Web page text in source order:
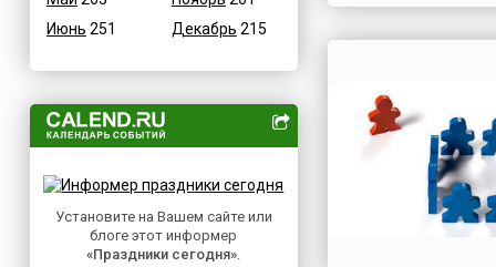
Иран
Ирландия
Исландия
Италия
Казахстан
Камерун
Канада
Культурные
Масс-медийные
Независимые
Природные
Медицинские
Посты
Июнь 251
Декабрь 215
Установите на Вашем сайте или
блоге этот информер
«Праздники сегодня».